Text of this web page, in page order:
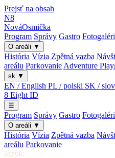
Prejsť na obsah
N8
NováOsmička
Program Správy Gastro
O areáli ▼
História Vízia Zpětná vazba
areálu Parkovanie Adventure
sk ▼
EN / English PL / polski SK /
8 Eight ID
☰
Program Správy Gastro
O areáli ▼
História Vízia Zpětná vazba
areálu Parkovanie
Jazyk: